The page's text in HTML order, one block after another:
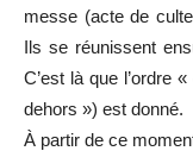
messe (acte de
Ils se réunissent
C’est là que l’ordre
dehors ») est donné.
À partir de ce